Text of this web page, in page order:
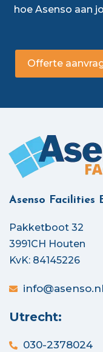
hoe Asenso aan
Offerte
Asenso Facilities
Pakketboot 32
3991CH Houten
KvK: 84145226
info@asenso.nl
Utrecht:
030-2378024